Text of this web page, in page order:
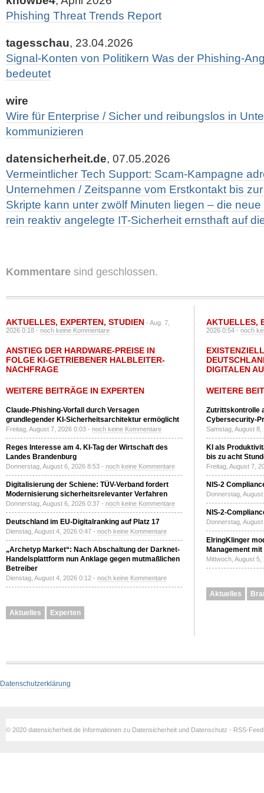
Phishing Threat Trends Report
tagesschau, 23.04.2026
Signal-Konten von Politikern Was der Phishing-
bedeutet
wire
Wire für Enterprise / Sicher und reibungslos in
kommunizieren
datensicherheit.de, 07.05.2026
Vermeintlicher Tech Support: Scam-Kampagne
Unternehmen / Zeitspanne vom Erstkontakt bis
Skripte kann unter zwölf Minuten liegen – die
rein reaktiv angelegte IT-Sicherheit ernsthaft auf
Kommentare sind geschlossen.
AKTUELLES, EXPERTEN, STUDIEN - Aug. 7,
2026 0:18 -noch keine Kommentare
ANSTIEG DER HARDWARE-PREISE IN
FOLGE KI-GETRIEBENER HALBLEITER-
NACHFRAGE
WEITERE BEITRÄGE IN EXPERTEN
Claude-Phishing-Vorfall durch Versagen
grundlegender KI-Sicherheitsarchitektur ermöglicht
Freitag, August 7, 2026 0:03 - noch keine Kommentare
Reges Interesse am 4. KI-Tag der Wirtschaft des
Landes Brandenburg
Donnerstag, August 6, 2026 8:53 - noch keine Kommentare
Digitalisierung der Schiene: TÜV-Verband fordert
Modernisierung sicherheitsrelevanter Verfahren
Donnerstag, August 6, 2026 0:37 - noch keine Kommentare
Deutschland im EU-Digitalranking auf Platz 17
Dienstag, August 4, 2026 0:47 - noch keine Kommentare
„Archetyp Market“: Nach Abschaltung der Darknet-
Handelsplattform nun Anklage gegen mutmaßlichen
Betreiber
Dienstag, August 4, 2026 0:12 - noch keine Kommentare
Aktuelles Experten
AKTUELLES,
2026 0:54 -noch
DIGITALEN
WEITERE
Zutrittskontrolle
Cybersecurity-
Samstag, August
KI als
bis zu acht
Freitag, August 7,
NIS-2
Donnerstag,
NIS-2-
Donnerstag,
ElringKlinger
Management
Mittwoch, August
Aktuelles
Datenschutzerklärung
© 2020 datensicherheit.de Informationen zu Datensicherheit und Datenschutz - RSS-